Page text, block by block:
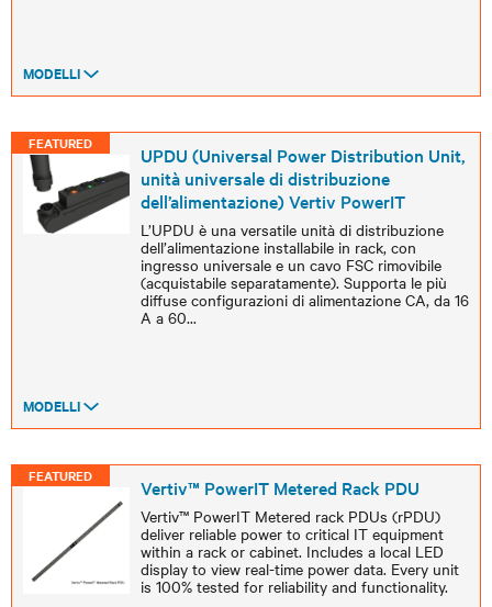
MODELLI
FEATURED
UPDU (Universal Power Distribution Unit,
unità universale di distribuzione
dell’alimentazione) Vertiv PowerIT
L’UPDU è una versatile unità di distribuzione
dell’alimentazione installabile in rack, con
ingresso universale e un cavo FSC rimovibile
(acquistabile separatamente). Supporta le più
diffuse configurazioni di alimentazione CA, da 16
A a 60...
MODELLI
FEATURED Vertiv™ PowerIT Metered Rack PDU
Vertiv™ PowerIT Metered rack PDUs (rPDU)
deliver reliable power to critical IT equipment
within a rack or cabinet. Includes a local LED
display to view real-time power data. Every unit
is 100% tested for reliability and functionality.